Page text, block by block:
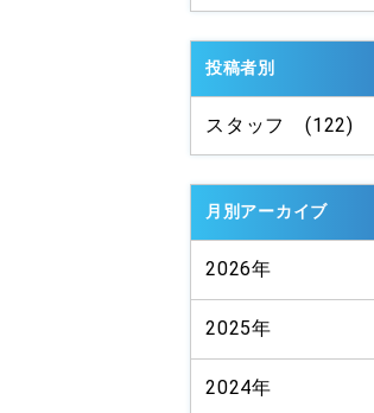
投稿者別
スタッフ (122)
月別アーカイブ
2026年
2025年
2024年